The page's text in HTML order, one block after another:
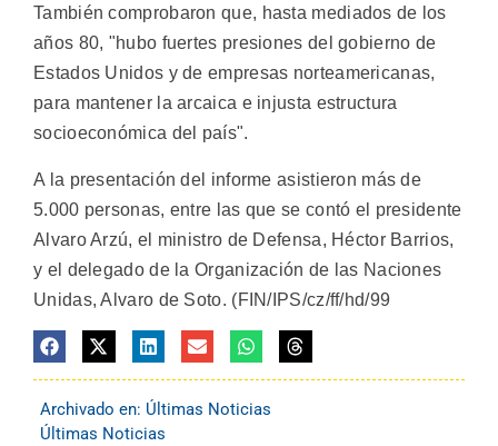
También comprobaron que, hasta mediados de los
años 80, "hubo fuertes presiones del gobierno de
Estados Unidos y de empresas norteamericanas,
para mantener la arcaica e injusta estructura
socioeconómica del país".
A la presentación del informe asistieron más de
5.000 personas, entre las que se contó el presidente
Alvaro Arzú, el ministro de Defensa, Héctor Barrios,
y el delegado de la Organización de las Naciones
Unidas, Alvaro de Soto. (FIN/IPS/cz/ff/hd/99
Archivado en: Últimas Noticias
Últimas Noticias